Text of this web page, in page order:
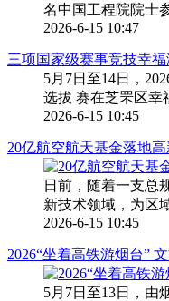
名中国工程院院士
2026-6-15 10:47
三项国家级赛事竞技幸福
5月7日至14日，
选拔 赛在芝罘区幸
2026-6-15 10:45
20亿航空航天基金落地高
日前，随着一支总
新技术领域，为区
2026-6-15 10:45
2026“坐着高铁游烟台”
5月7日至13日，由